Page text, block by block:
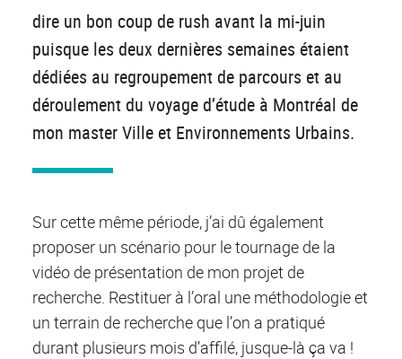
dire un bon coup de rush avant la mi-juin
puisque les deux dernières semaines étaient
dédiées au regroupement de parcours et au
déroulement du voyage d’étude à Montréal de
mon master Ville et Environnements Urbains.
Sur cette même période, j’ai dû également
proposer un scénario pour le tournage de la
vidéo de présentation de mon projet de
recherche. Restituer à l’oral une méthodologie et
un terrain de recherche que l’on a pratiqué
durant plusieurs mois d’affilé, jusque-là ça va !